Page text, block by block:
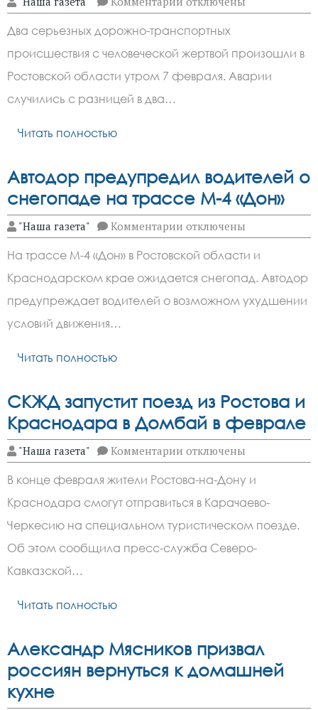
записи
ДТП
с
летальным
исходом
произошли
Два серьезных дорожно-транспортных
происшествия с человеческой жертвой произошли в
Ростовской области утром 7 февраля. Аварии
случились с разницей в два…
Читать полностью
Автодор предупредил водителей о
снегопаде на трассе М-4 «Дон»
"Наша газета" Комментарии к
записи
Автодор
предупредил
водителей
о
снегопаде
на
отключены
На трассе М-4 «Дон» в Ростовской области и
Краснодарском крае ожидается снегопад. Автодор
предупреждает водителей о возможном ухудшении
условий движения…
Читать полностью
СКЖД запустит поезд из Ростова и
Краснодара в Домбай в феврале
"Наша газета" Комментарии к
записи
запустит
поезд
из
Ростова
и
Краснодара
отключены
В конце февраля жители Ростова-на-Дону и
Краснодара смогут отправиться в Карачаево-
Черкесию на специальном туристическом поезде.
Об этом сообщила пресс-служба Северо-
Кавказской…
Читать полностью
Александр Мясников призвал
россиян вернуться к домашней
кухне